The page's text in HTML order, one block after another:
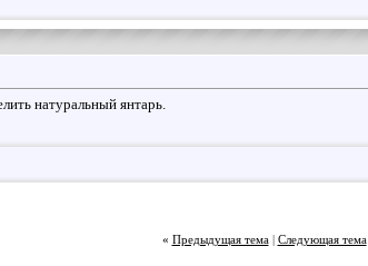
натуральный янтарь.
« Предыдущая тема| Следующая тема